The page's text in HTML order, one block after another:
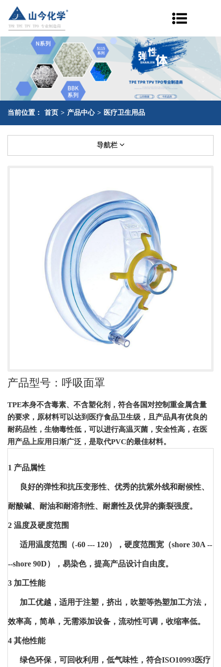
当前位置： 首页 > 产品中心 > 医疗卫生用品
导航栏
产品型号：呼吸面罩
TPE本身不含毒素、不含塑化剂，符合各国对控制重金属含量
的要求，原材料可以达到医疗食品卫生级，且产品具有优良的
耐药品性，生物毒性低，可以进行高温灭菌，安全性高，在医
用产品上应用日渐广泛，是取代PVC的最佳材料。
1 产品属性
良好的弹性和抗压变形性、优秀的抗紫外线和耐候性、
耐酸碱、耐油和耐溶剂性、耐磨性及优异的撕裂强度。
2 温度及硬度范围
适用温度范围（-60 --- 120），硬度范围宽（shore 30A --
--shore 90D），易染色，提高产品设计自由度。
3 加工性能
加工优越，适用于注塑，挤出，吹塑等热塑加工方法，
效率高，简单，无需添加设备，流动性可调，收缩率低。
4 其他性能
绿色环保，可回收利用，低气味性，符合ISO10993医疗